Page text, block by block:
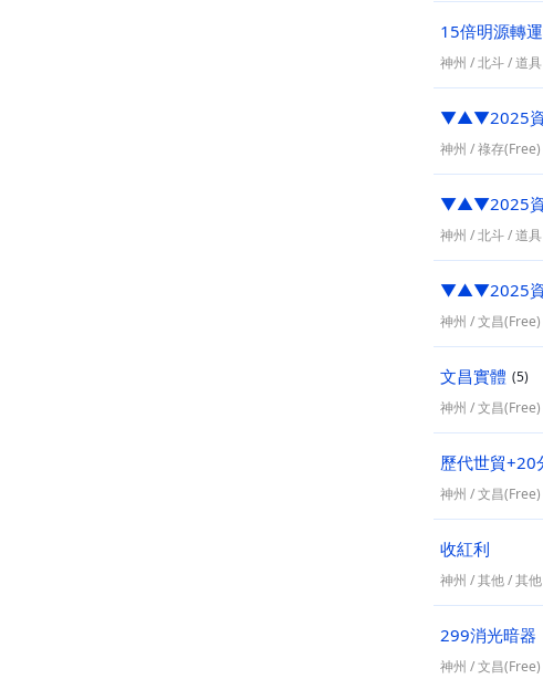
15倍明源轉
神州 /北斗/道具
▼▲▼2025資
神州 /祿存(Free)
▼▲▼2025資
神州 /北斗/道具
▼▲▼2025資
神州 /文昌(Free)
文昌實體 (5)
神州 /文昌(Free)
歷代世貿+20
神州 /文昌(Free)
收紅利
神州 /其他/其他
299消光暗器
神州 /文昌(Free)